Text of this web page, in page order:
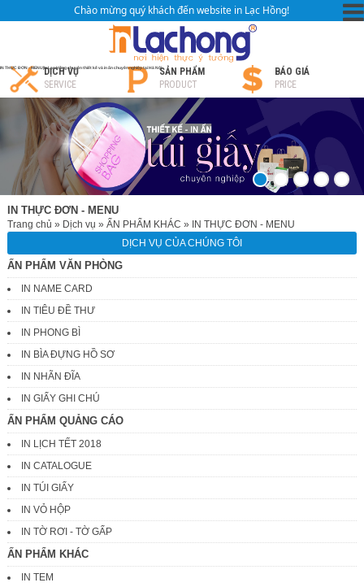
Chào mừng quý khách đến website in Lạc Hồng!
DỊCH VỤ
SERVICE
SẢN PHẨM
PRODUCT
BÁO GIÁ
PRICE
IN THỰC ĐƠN - MENU|In Lạc Hồng chuyên thiết kế và in ấn chuyên nghiệp tại Hà Nội
IN THỰC ĐƠN - MENU
Trang chủ » Dịch vụ » ẤN PHẨM KHÁC »
IN THỰC ĐƠN - MENU
DỊCH VỤ CỦA CHÚNG TÔI
ẤN PHẨM VĂN PHÒNG
IN NAME CARD
IN TIÊU ĐỀ THƯ
IN PHONG BÌ
IN BÌA ĐỰNG HỒ SƠ
IN NHÃN ĐĨA
IN GIẤY GHI CHÚ
ẤN PHẨM QUẢNG CÁO
IN LỊCH TẾT 2018
IN CATALOGUE
IN TÚI GIẤY
IN VỎ HỘP
IN TỜ RƠI - TỜ GẤP
ẤN PHẨM KHÁC
IN TEM